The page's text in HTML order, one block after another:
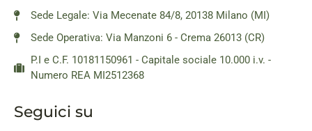
Sede Legale: Via Mecenate 84/8, 20138 Milano (MI)
Sede Operativa: Via Manzoni 6 - Crema 26013 (CR)
P.I e C.F. 10181150961 - Capitale sociale 10.000 i.v. -
Numero REA MI2512368
Seguici su